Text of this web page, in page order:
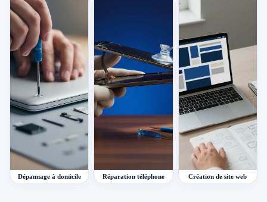
Dépannage à domicile Réparation téléphone Création de site web